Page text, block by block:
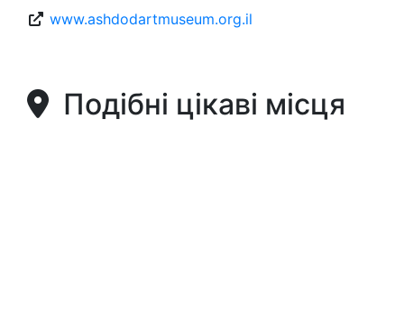
www.ashdodartmuseum.org.il
Подібні цікаві місця